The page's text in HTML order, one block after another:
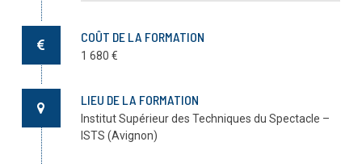
recevoir des informations concernant la prochaine
que celle-ci sera programmée.
En soumettant ce formulaire, j’accepte que mon
COÛT DE LA FORMATION
1 680 €
LIEU DE LA FORMATION
Institut Supérieur des Techniques du Spectacle –
ISTS (Avignon)